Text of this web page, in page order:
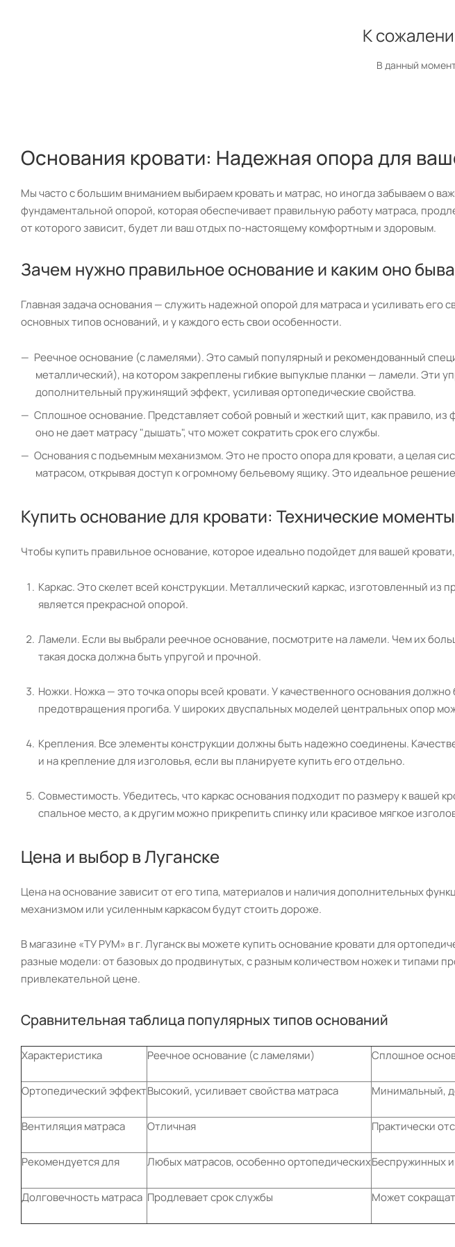
К
В данный
Основания кровати: Надежная опора для
Мы часто с большим вниманием выбираем кровать и матрас, но иногда забываем о
фундаментальной опорой, которая обеспечивает правильную работу матраса,
от которого зависит, будет ли ваш отдых по-настоящему комфортным и здоровым.
Зачем нужно правильное основание и каким оно
Главная задача основания — служить надежной опорой для матраса и усиливать
основных типов оснований, и у каждого есть свои особенности.
Реечное основание (с ламелями). Это самый популярный и рекомендованный
металлический), на котором закреплены гибкие выпуклые планки — ламели. Эти
дополнительный пружинящий эффект, усиливая ортопедические свойства.
Сплошное основание. Представляет собой ровный и жесткий щит, как правило,
оно не дает матрасу "дышать", что может сократить срок его службы.
Основания с подъемным механизмом. Это не просто опора для кровати, а целая
матрасом, открывая доступ к огромному бельевому ящику. Это идеальное
Купить основание для кровати: Технические моменты
Чтобы купить правильное основание, которое идеально подойдет для вашей
Каркас. Это скелет всей конструкции. Металлический каркас, изготовленный
является прекрасной опорой.
Ламели. Если вы выбрали реечное основание, посмотрите на ламели. Чем их
такая доска должна быть упругой и прочной.
Ножки. Ножка — это точка опоры всей кровати. У качественного основания
предотвращения прогиба. У широких двуспальных моделей центральных опор
Крепления. Все элементы конструкции должны быть надежно соединены.
и на крепление для изголовья, если вы планируете купить его отдельно.
Совместимость. Убедитесь, что каркас основания подходит по размеру к вашей
спальное место, а к другим можно прикрепить спинку или красивое мягкое
Цена и выбор в Луганске
Цена на основание зависит от его типа, материалов и наличия дополнительных
механизмом или усиленным каркасом будут стоить дороже.
В магазине «ТУ РУМ» в г. Луганск вы можете купить основание кровати для
разные модели: от базовых до продвинутых, с разным количеством ножек и типами
привлекательной цене.
Сравнительная таблица популярных типов оснований
Характеристика Реечное основание (с ламелями) Сплошное
Ортопедический эффектВысокий, усиливает свойства матраса Минимальный,
Вентиляция матраса Отличная Практически
Рекомендуется для Любых матрасов, особенно ортопедическихБеспружинных
Долговечность матраса Продлевает срок службы Может